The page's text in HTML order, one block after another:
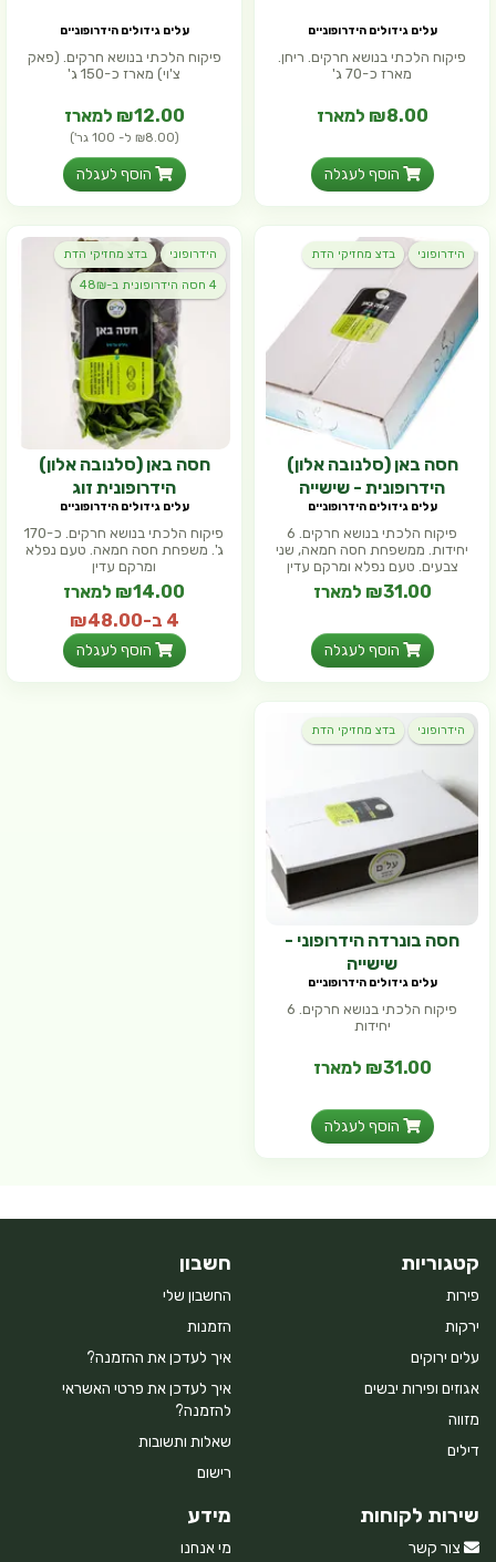
עלים גידולים הידרופוניים
פיקוח הלכתי בנושא חרקים. ריחן.
מארז כ-70 ג'
₪8.00 למארז
הוסף לעגלה
עלים גידולים הידרופוניים
פיקוח הלכתי בנושא חרקים. (פאק
צ'וי) מארז כ-150 ג'
₪12.00 למארז
(₪8.00 ל- 100 גר')
הוסף לעגלה
הידרופוני בדצ מחזיקי הדת
חסה באן (סלנובה אלון)
הידרופונית - שישייה
עלים גידולים הידרופוניים
פיקוח הלכתי בנושא חרקים. 6
יחידות. ממשפחת חסה חמאה, שני
צבעים. טעם נפלא ומרקם עדין
₪31.00 למארז
הוסף לעגלה
הידרופוני בדצ מחזיקי הדת
4 חסה הידרופונית ב-48₪
חסה באן (סלנובה אלון)
הידרופונית זוג
עלים גידולים הידרופוניים
פיקוח הלכתי בנושא חרקים. כ-170
ג'. משפחת חסה חמאה. טעם נפלא
ומרקם עדין
₪14.00 למארז
4 ב-₪48.00
הוסף לעגלה
הידרופוני בדצ מחזיקי הדת
חסה בונרדה הידרופוני -
שישייה
עלים גידולים הידרופוניים
פיקוח הלכתי בנושא חרקים. 6
יחידות
₪31.00 למארז
הוסף לעגלה
קטגוריות
פירות
ירקות
עלים ירוקים
אגוזים ופירות יבשים
מזווה
דילים
חשבון
החשבון שלי
הזמנות
איך לעדכן את ההזמנה?
איך לעדכן את פרטי האשראי
להזמנה?
שאלות ותשובות
רישום
שירות לקוחות
צור קשר
מידע
מי אנחנו